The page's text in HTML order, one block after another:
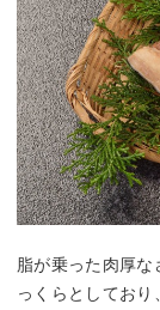
脂が乗った肉厚
っくらとしてお